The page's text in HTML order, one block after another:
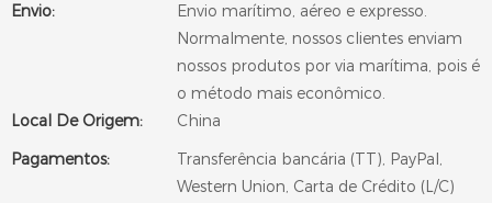
Envio:
Envio marítimo, aéreo e expresso.
Normalmente, nossos clientes enviam
nossos produtos por via marítima, pois é
o método mais econômico.
Local De Origem:
China
Pagamentos:
Transferência bancária (TT), PayPal,
Western Union, Carta de Crédito (L/C)